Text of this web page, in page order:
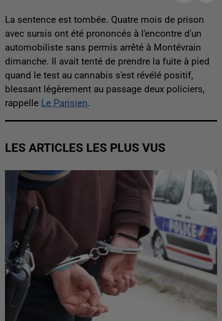
La sentence est tombée. Quatre mois de prison
avec sursis ont été prononcés à l'encontre d'un
automobiliste sans permis arrêté à Montévrain
dimanche. Il avait tenté de prendre la fuite à pied
quand le test au cannabis s'est révélé positif,
blessant légèrement au passage deux policiers,
rappelle Le Parisien.
LES ARTICLES LES PLUS VUS